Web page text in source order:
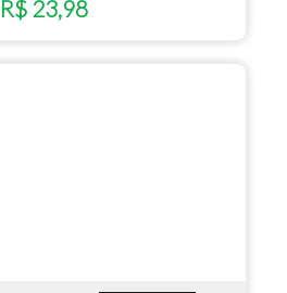
R$ 23,98